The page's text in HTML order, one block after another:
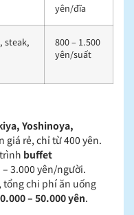
yên/đĩa
steak,
800 – 1.500
yên/suất
Yoshinoya,
giá rẻ, chỉ từ 400 yên.
buffet
– 3.000 yên/người.
tổng chi phí ăn uống
– 50.000 yên.